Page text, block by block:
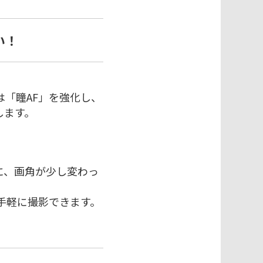
瞳AF」を強化し、
す。
画角が少し変わっ
に撮影できます。